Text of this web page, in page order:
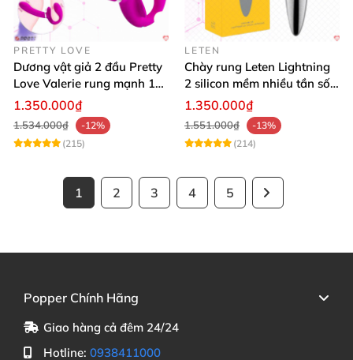
PRETTY LOVE
Dương vật giả 2 đầu Pretty
Love Valerie rung mạnh 12
chế độ cao cấp
1.350.000₫
1.534.000₫
-12%
(215)
LETEN
Chày rung Leten Lightning
2 silicon mềm nhiều tần số
rung phát nhiệt
1.350.000₫
1.551.000₫
-13%
(214)
1 2 3 4 5
Popper Chính Hãng
Giao hàng cả đêm 24/24
Hotline: 0938411000